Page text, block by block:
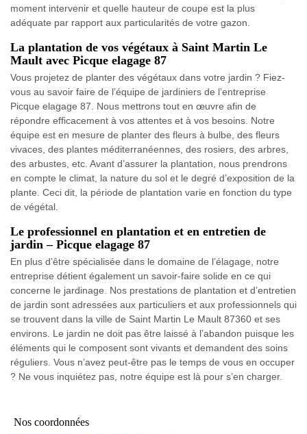
moment intervenir et quelle hauteur de coupe est la plus
adéquate par rapport aux particularités de votre gazon.
La plantation de vos végétaux à Saint Martin Le
Mault avec Picque elagage 87
Vous projetez de planter des végétaux dans votre jardin ? Fiez-
vous au savoir faire de l’équipe de jardiniers de l’entreprise
Picque elagage 87. Nous mettrons tout en œuvre afin de
répondre efficacement à vos attentes et à vos besoins. Notre
équipe est en mesure de planter des fleurs à bulbe, des fleurs
vivaces, des plantes méditerranéennes, des rosiers, des arbres,
des arbustes, etc. Avant d’assurer la plantation, nous prendrons
en compte le climat, la nature du sol et le degré d’exposition de la
plante. Ceci dit, la période de plantation varie en fonction du type
de végétal.
Le professionnel en plantation et en entretien de
jardin – Picque elagage 87
En plus d’être spécialisée dans le domaine de l’élagage, notre
entreprise détient également un savoir-faire solide en ce qui
concerne le jardinage. Nos prestations de plantation et d’entretien
de jardin sont adressées aux particuliers et aux professionnels qui
se trouvent dans la ville de Saint Martin Le Mault 87360 et ses
environs. Le jardin ne doit pas être laissé à l’abandon puisque les
éléments qui le composent sont vivants et demandent des soins
réguliers. Vous n’avez peut-être pas le temps de vous en occuper
? Ne vous inquiétez pas, notre équipe est là pour s’en charger.
Nos coordonnées